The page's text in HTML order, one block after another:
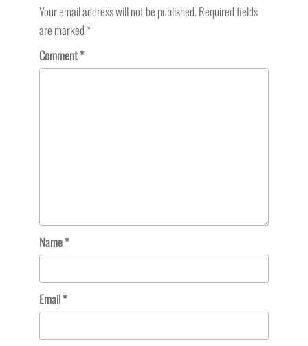
Your email address will not be published.Required fields
are marked*
Comment*
Name*
Email*